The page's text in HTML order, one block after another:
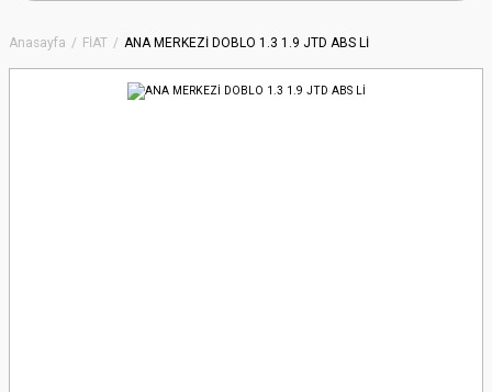
Anasayfa FİAT ANA MERKEZİ DOBLO 1.3 1.9 JTD ABS Lİ